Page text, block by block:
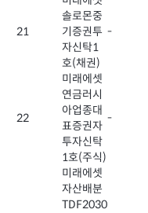
21
솔로몬중
기증권투
자신탁1
호(채권)
-
22
미래에셋
연금러시
아업종대
표증권자
투자신탁
1호(주식)
-
미래에셋
자산배분
TDF2030